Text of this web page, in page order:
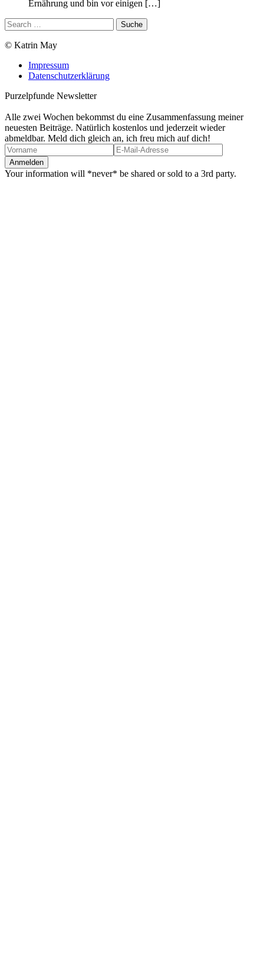
Ernährung und bin vor einigen […]
© Katrin May
Impressum
Datenschutzerklärung
Purzelpfunde Newsletter
Alle zwei Wochen bekommst du eine Zusammenfassung meiner
neuesten Beiträge. Natürlich kostenlos und jederzeit wieder
abmeldbar. Meld dich gleich an, ich freu mich auf dich!
Your information will *never* be shared or sold to a 3rd party.